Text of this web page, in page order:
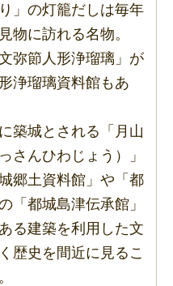
」の灯籠だしは毎年
物に訪れる名物。
弥節人形浄瑠璃」が
浄瑠璃資料館もあ
築城とされる「月山
さんひわじょう）」
郷土資料館」や「都
「都城島津伝承館」
る建築を利用した文
歴史を間近に見るこ